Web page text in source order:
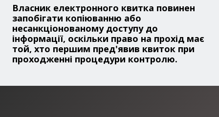
Власник електронного квитка повинен
запобігати копіюванню або
несанкціонованому доступу до
інформації, оскільки право на прохід має
той, хто першим пред'явив квиток при
проходженні процедури контролю.